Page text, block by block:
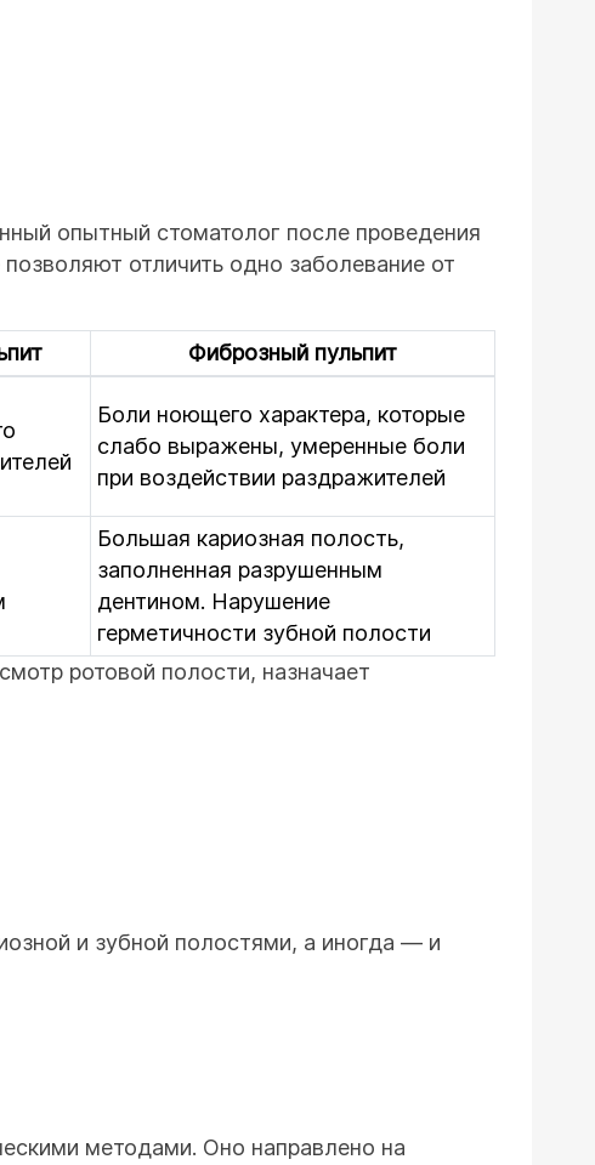
опытный стоматолог после проведения
отличить одно заболевание от
Фиброзный пульпит
Боли ноющего характера, которые
слабо выражены, умеренные боли
при воздействии раздражителей
Большая кариозная полость,
заполненная разрушенным
дентином. Нарушение
герметичности зубной полости
ротовой полости, назначает
и зубной полостями, а иногда — и
методами. Оно направлено на